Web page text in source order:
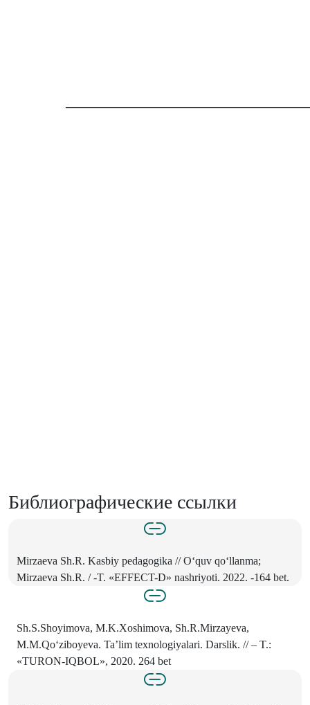
Библиографические ссылки
Mirzaeva Sh.R. Kasbiy pedagogika // O‘quv qo‘llanma;
Mirzaeva Sh.R. / -T. «EFFECT-D» nashriyoti. 2022. -164 bet.
Sh.S.Shoyimova, M.K.Xoshimova, Sh.R.Mirzayeva,
M.M.Qo‘ziboyeva. Ta’lim texnologiyalari. Darslik. // – T.:
«TURON-IQBOL», 2020. 264 bet